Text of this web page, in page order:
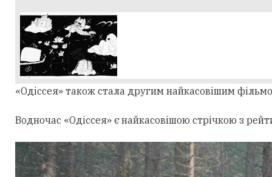
«Одіссея» також стала другим найкасовішим
Водночас «Одіссея» є найкасовішою стрічкою з